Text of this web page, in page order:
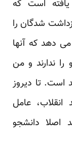
است که
شدگان را
دهد که آنها
را ندارند و من
است. تا دیروز
عامل
اصلا دانشجو